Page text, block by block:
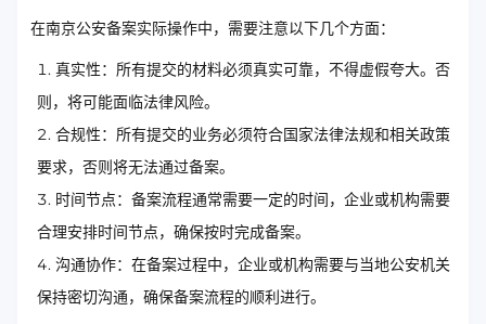
在南京公安备案实际操作中，需要注意以下几个方面：
真实性：所有提交的材料必须真实可靠，不得虚假夸大。否
则，将可能面临法律风险。
合规性：所有提交的业务必须符合国家法律法规和相关政策
要求，否则将无法通过备案。
时间节点：备案流程通常需要一定的时间，企业或机构需要
合理安排时间节点，确保按时完成备案。
沟通协作：在备案过程中，企业或机构需要与当地公安机关
保持密切沟通，确保备案流程的顺利进行。